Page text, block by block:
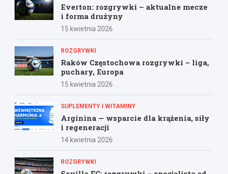
Everton: rozgrywki – aktualne mecze
i forma drużyny
15 kwietnia 2026
ROZGRYWKI
Raków Częstochowa rozgrywki – liga,
puchary, Europa
15 kwietnia 2026
SUPLEMENTY I WITAMINY
Arginina — wsparcie dla krążenia, siły
i regeneracji
14 kwietnia 2026
ROZGRYWKI